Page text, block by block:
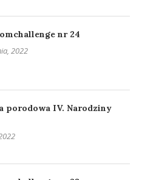
nr 24
2022
porodowa IV. Narodziny